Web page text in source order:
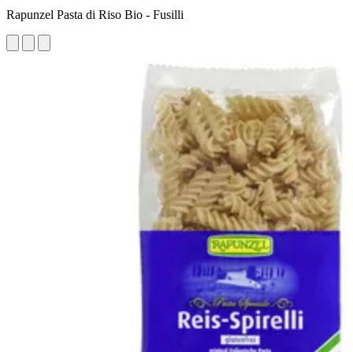
Rapunzel Pasta di Riso Bio - Fusilli